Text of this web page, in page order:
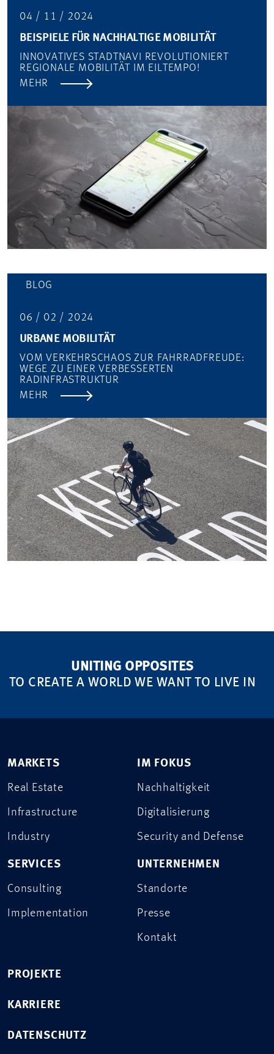
04 / 11 / 2024
BEISPIELE FÜR NACHHALTIGE MOBILITÄT
INNOVATIVES STADTNAVI REVOLUTIONIERT
REGIONALE MOBILITÄT IM EILTEMPO!
MEHR
BLOG
06 / 02 / 2024
URBANE MOBILITÄT
VOM VERKEHRSCHAOS ZUR FAHRRADFREUDE:
WEGE ZU EINER VERBESSERTEN
RADINFRASTRUKTUR
MEHR
UNITING OPPOSITES
TO CREATE A WORLD WE WANT TO LIVE IN
MARKETS
Real Estate
Infrastructure
Industry
SERVICES
Consulting
Implementation
IM FOKUS
Nachhaltigkeit
Digitalisierung
Security and Defense
UNTERNEHMEN
Standorte
Presse
Kontakt
PROJEKTE
KARRIERE
DATENSCHUTZ